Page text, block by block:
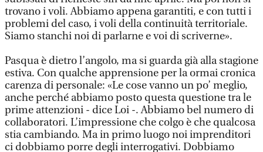
trovano i voli. Abbiamo appena garantiti, e con tutti i
problemi del caso, i voli della continuità territoriale.
Siamo stanchi noi di parlarne e voi di scriverne».
Pasqua è dietro l’angolo, ma si guarda già alla stagione
estiva. Con qualche apprensione per la ormai cronica
carenza di personale: «Le cose vanno un po’ meglio,
anche perché abbiamo posto questa questione tra le
prime attenzioni - dice Loi -. Abbiamo bel numero di
collaboratori. L’impressione che colgo è che qualcosa
stia cambiando. Ma in primo luogo noi imprenditori
ci dobbiamo porre degli interrogativi. Dobbiamo